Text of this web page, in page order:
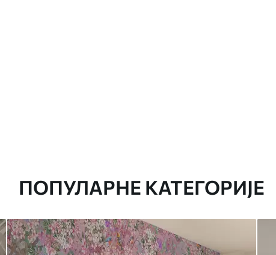
ПОПУЛАРНЕ КАТЕГОРИЈЕ